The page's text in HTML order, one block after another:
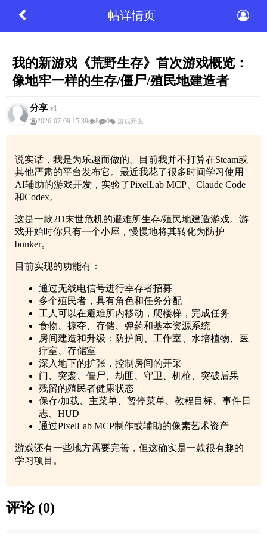
帖详情页
我的新游戏《荒野生存》首次游戏概览：
像地牢一样的生存/僵尸/殖民地建造者
分享 v1
2026-07-09 15:39
8 0 游戏开发
说实话，我是为乐趣而做的。目前我并不打算在Steam或
其他严肃的平台发布它。最近我花了很多时间学习使用
AI辅助的游戏开发，实验了PixelLab MCP、Claude Code
和Codex。
这是一款2D末世危机的避难所生存/殖民地建造游戏。游
戏开始时你只有一个小屋，慢慢地将其转化为防护
bunker。
目前实现的功能有：
通过无线电信号进行幸存者招募
多个殖民者，具有角色和任务分配
工人可以在避难所内移动，爬楼梯，完成任务
食物、掠夺、存储、弹药和基本资源系统
房间建造和升级：防护间、工作室、水培植物、医
疗室、存储室
深入地下的扩张，控制房间的开采
门、突袭、僵尸、劫匪、守卫、机枪、突破后果
残留的殖民者健康状态
保存/加载、主菜单、暂停菜单、教程目标、事件日
志、HUD
通过PixelLab MCP制作或辅助的像素艺术资产
游戏还有一些地方需要完善，但这确实是一款很有趣的
学习项目。
评论 (0)